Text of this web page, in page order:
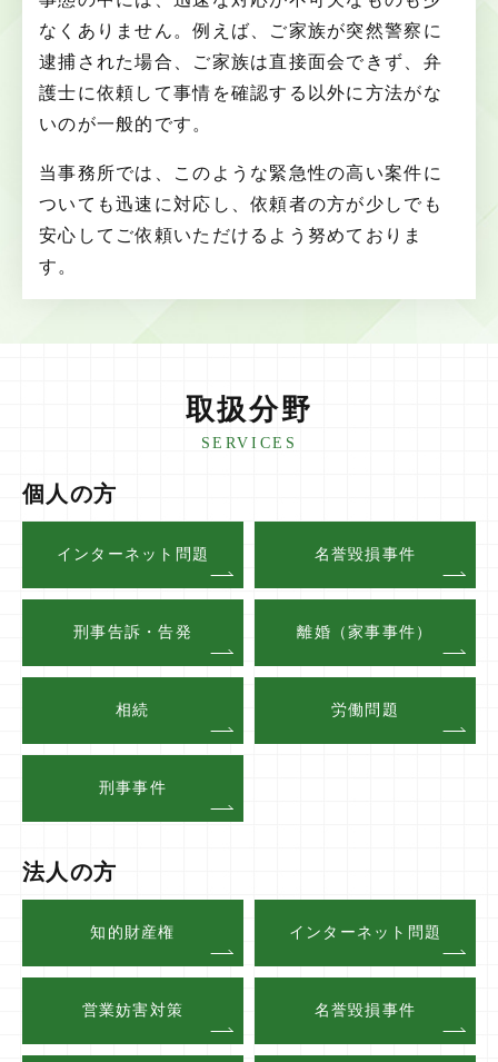
なくありません。例えば、ご家族が突然警察に
逮捕された場合、ご家族は直接面会できず、弁
護士に依頼して事情を確認する以外に方法がな
いのが一般的です。
当事務所では、このような緊急性の高い案件に
ついても迅速に対応し、依頼者の方が少しでも
安心してご依頼いただけるよう努めておりま
す。
取扱分野
SERVICES
個人の方
インターネット問題 名誉毀損事件
刑事告訴・告発 離婚（家事事件）
相続 労働問題
刑事事件
法人の方
知的財産権 インターネット問題
営業妨害対策 名誉毀損事件